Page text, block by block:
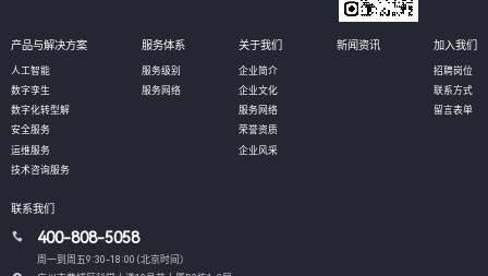
产品与解决方案
人工智能
数字孪生
数字化转型解
安全服务
运维服务
技术咨询服务
服务体系
服务级别
服务网络
关于我们
企业简介
企业文化
服务网络
荣誉资质
企业风采
新闻资讯 加入我们
招聘岗位
联系方式
留言表单
联系我们
400-808-5058
周一到周五9:30-18:00 (北京时间）